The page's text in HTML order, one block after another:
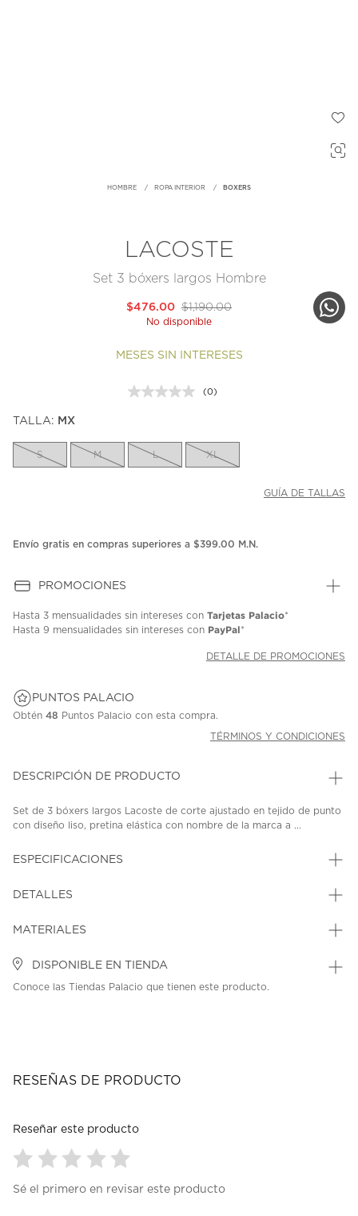
HOMBRE ROPA INTERIOR BOXERS
LACOSTE
Set 3 bóxers largos Hombre
$1,190.00
$476.00
No disponible
MESES SIN INTERESES
Sin
la
misma
(0)
TALLA: MX
S M L XL
GUÍA DE TALLAS
Envío gratis en compras superiores a $399.00 M.N.
PROMOCIONES
Hasta 3 mensualidades sin intereses con Tarjetas Palacio*
Hasta 9 mensualidades sin intereses con PayPal*
DETALLE DE PROMOCIONES
PUNTOS PALACIO
Obtén 48 Puntos Palacio con esta compra.
TÉRMINOS Y CONDICIONES
DESCRIPCIÓN DE PRODUCTO
Set de 3 bóxers largos Lacoste de corte ajustado en tejido de punto
con diseño liso, pretina elástica con nombre de la marca a ...
ESPECIFICACIONES
DETALLES
MATERIALES
DISPONIBLE EN TIENDA
Conoce las Tiendas Palacio que tienen este producto.
RESEÑAS DE PRODUCTO
Reseñar este producto
paraparaparaparapara
Sé el primero en revisar este producto